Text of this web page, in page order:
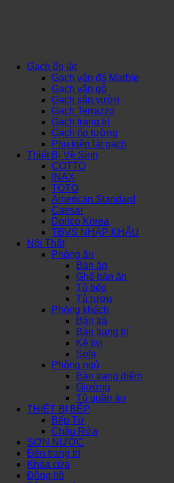
Gạch ốp lát
Gạch vân đá Marble
Gạch vân gỗ
Gạch sân vườn
Gạch Terrazzo
Gạch trang trí
Gạch ốp tường
Phụ kiện lát gạch
Thiết Bị Vệ Sinh
COTTO
INAX
TOTO
American Standard
Caesar
Dorico Korea
TBVS NHẬP KHẨU
Nội Thất
Phòng ăn
Bàn ăn
Ghế bàn ăn
Tủ bếp
Tủ rượu
Phòng khách
Bàn trà
Bàn trang trí
Kệ tivi
Sofa
Phòng ngủ
Bàn trang điểm
Giường
Tủ quần áo
THIẾT BỊ BẾP
Bếp Từ
Chậu Rửa
SƠN NƯỚC
Đèn trang trí
Khóa cửa
Đồng hồ